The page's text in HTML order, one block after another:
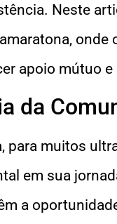
Neste
onde
apoio mútuo
da
para muitos
em sua
a